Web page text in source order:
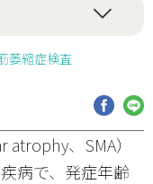
萎縮症検査
、SMA）
病で、発症年齢